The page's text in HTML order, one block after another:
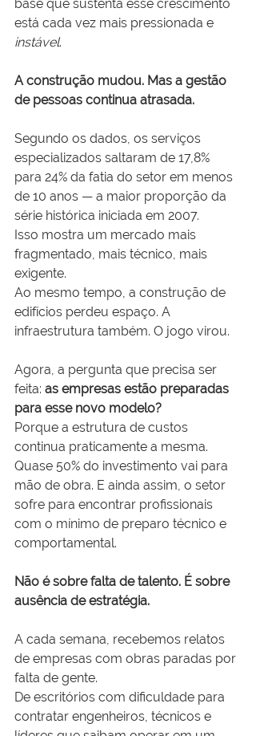
base que sustenta esse crescimento
está cada vez mais pressionada e
instável.
A construção mudou. Mas a gestão
de pessoas continua atrasada.
Segundo os dados, os serviços
especializados saltaram de 17,8%
para 24% da fatia do setor em menos
de 10 anos — a maior proporção da
série histórica iniciada em 2007.
Isso mostra um mercado mais
fragmentado, mais técnico, mais
exigente.
Ao mesmo tempo, a construção de
edifícios perdeu espaço. A
infraestrutura também. O jogo virou.
Agora, a pergunta que precisa ser
feita: as empresas estão preparadas
para esse novo modelo?
Porque a estrutura de custos
continua praticamente a mesma.
Quase 50% do investimento vai para
mão de obra. E ainda assim, o setor
sofre para encontrar profissionais
com o mínimo de preparo técnico e
comportamental.
Não é sobre falta de talento. É sobre
ausência de estratégia.
A cada semana, recebemos relatos
de empresas com obras paradas por
falta de gente.
De escritórios com dificuldade para
contratar engenheiros, técnicos e